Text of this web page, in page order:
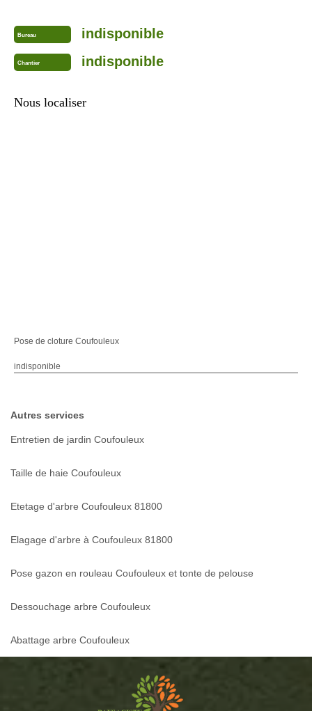
Bureau indisponible
Chantier indisponible
Nous localiser
Pose de cloture Coufouleux
indisponible
Autres services
Entretien de jardin Coufouleux
Taille de haie Coufouleux
Etetage d'arbre Coufouleux 81800
Elagage d'arbre à Coufouleux 81800
Pose gazon en rouleau Coufouleux et tonte de pelouse
Dessouchage arbre Coufouleux
Abattage arbre Coufouleux